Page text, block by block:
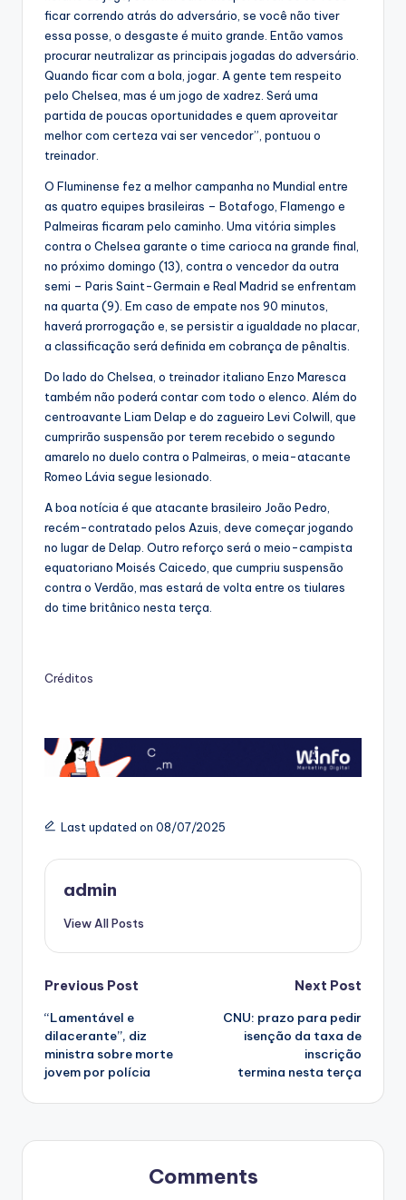
ficar correndo atrás do adversário, se você não tiver
essa posse, o desgaste é muito grande. Então vamos
procurar neutralizar as principais jogadas do adversário.
Quando ficar com a bola, jogar. A gente tem respeito
pelo Chelsea, mas é um jogo de xadrez. Será uma
partida de poucas oportunidades e quem aproveitar
melhor com certeza vai ser vencedor”, pontuou o
treinador.
O Fluminense fez a melhor campanha no Mundial entre
as quatro equipes brasileiras – Botafogo, Flamengo e
Palmeiras ficaram pelo caminho. Uma vitória simples
contra o Chelsea garante o time carioca na grande final,
no próximo domingo (13), contra o vencedor da outra
semi – Paris Saint-Germain e Real Madrid se enfrentam
na quarta (9). Em caso de empate nos 90 minutos,
haverá prorrogação e, se persistir a igualdade no placar,
a classificação será definida em cobrança de pênaltis.
Do lado do Chelsea, o treinador italiano Enzo Maresca
também não poderá contar com todo o elenco. Além do
centroavante Liam Delap e do zagueiro Levi Colwill, que
cumprirão suspensão por terem recebido o segundo
amarelo no duelo contra o Palmeiras, o meia-atacante
Romeo Lávia segue lesionado.
A boa notícia é que atacante brasileiro João Pedro,
recém-contratado pelos Azuis, deve começar jogando
no lugar de Delap. Outro reforço será o meio-campista
equatoriano Moisés Caicedo, que cumpriu suspensão
contra o Verdão, mas estará de volta entre os tiulares
do time britânico nesta terça.
Créditos
Last updated on 08/07/2025
admin
View All Posts
Post
navigation
Previous Post
“Lamentável e
dilacerante”, diz
ministra sobre morte
jovem por polícia
Next Post
CNU: prazo para pedir
isenção da taxa de
inscrição
termina nesta terça
Comments